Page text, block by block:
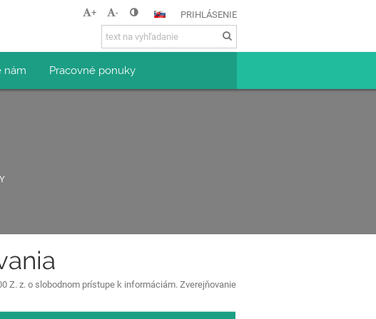
+ - PRIHLÁSENIE
nám Pracovné ponuky
Z. z. o slobodnom prístupe k informáciám. Zverejňovanie